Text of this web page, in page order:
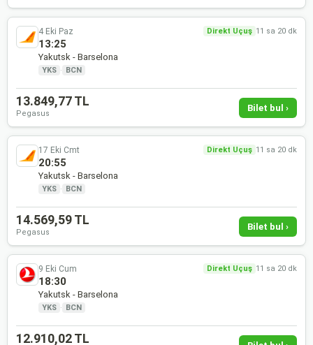
4 Eki Paz Direkt Uçuş 11 sa 20 dk
13:25
Yakutsk - Barselona
YKS · BCN
13.849,77 TL
Pegasus
Bilet bul ›
17 Eki Cmt Direkt Uçuş 11 sa 20 dk
20:55
Yakutsk - Barselona
YKS · BCN
14.569,59 TL
Pegasus
Bilet bul ›
9 Eki Cum Direkt Uçuş 11 sa 20 dk
18:30
Yakutsk - Barselona
YKS · BCN
12.910,02 TL